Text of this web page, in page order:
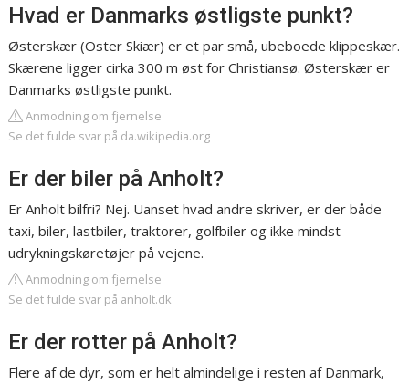
Hvad er Danmarks østligste punkt?
Østerskær (Oster Skiær) er et par små, ubeboede klippeskær.
Skærene ligger cirka 300 m øst for Christiansø. Østerskær er
Danmarks østligste punkt.
Anmodning om fjernelse
Se det fulde svar på da.wikipedia.org
Er der biler på Anholt?
Er Anholt bilfri? Nej. Uanset hvad andre skriver, er der både
taxi, biler, lastbiler, traktorer, golfbiler og ikke mindst
udrykningskøretøjer på vejene.
Anmodning om fjernelse
Se det fulde svar på anholt.dk
Er der rotter på Anholt?
Flere af de dyr, som er helt almindelige i resten af Danmark,